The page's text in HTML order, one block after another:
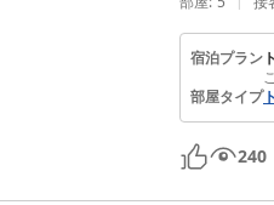
宿泊プラン
部屋タイプ
240